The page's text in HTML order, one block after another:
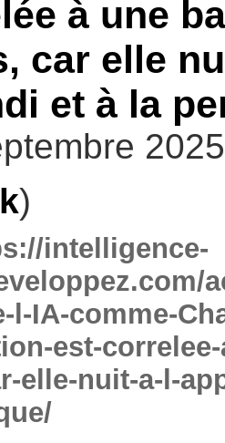
à une
car elle
et à la
)
intelligence-
l-IA-comme-
est-
elle-nuit-a-l-